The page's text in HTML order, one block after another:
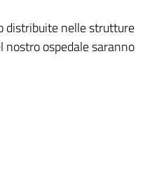
distribuite nelle strutture
nostro ospedale saranno